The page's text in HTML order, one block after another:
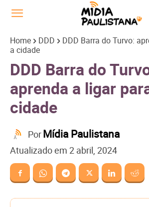
Home DDD
DDD Barra do Turvo:
a cidade
DDD Barra do
aprenda a ligar
cidade
PorMídia Paulistana
Atualizado em 2 abril, 2024